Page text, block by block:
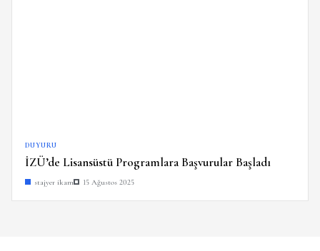
DUYURU
İZÜ’de Lisansüstü Programlara Başvurular Başladı
stajyer ikam 15 Ağustos 2025